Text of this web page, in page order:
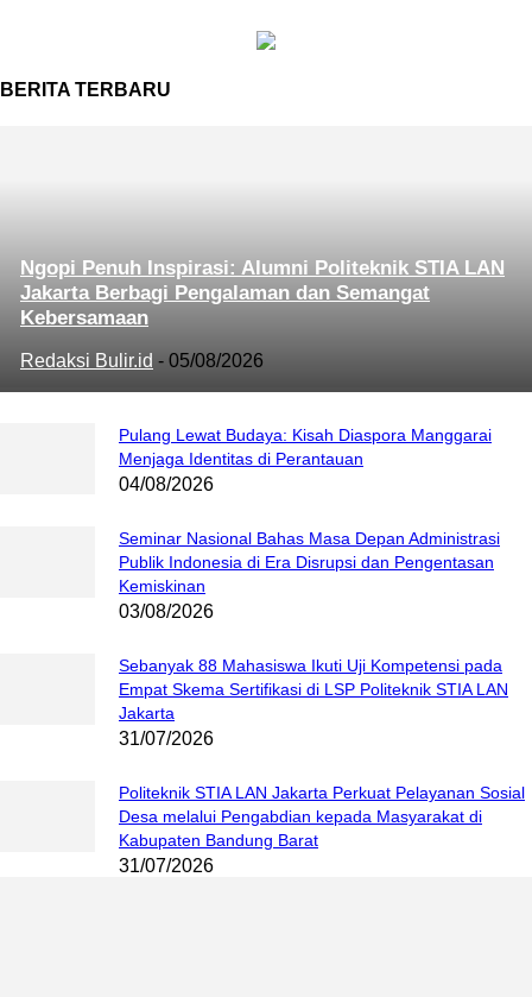
BERITA TERBARU
Ngopi Penuh Inspirasi: Alumni Politeknik STIA LAN
Jakarta Berbagi Pengalaman dan Semangat
Kebersamaan
Redaksi Bulir.id - 05/08/2026
Pulang Lewat Budaya: Kisah Diaspora Manggarai
Menjaga Identitas di Perantauan
04/08/2026
Seminar Nasional Bahas Masa Depan Administrasi
Publik Indonesia di Era Disrupsi dan Pengentasan
Kemiskinan
03/08/2026
Sebanyak 88 Mahasiswa Ikuti Uji Kompetensi pada
Empat Skema Sertifikasi di LSP Politeknik STIA LAN
Jakarta
31/07/2026
Politeknik STIA LAN Jakarta Perkuat Pelayanan Sosial
Desa melalui Pengabdian kepada Masyarakat di
Kabupaten Bandung Barat
31/07/2026